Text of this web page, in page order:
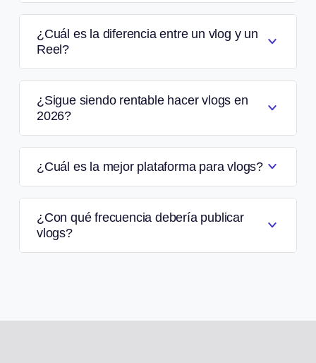
¿Cuál es la diferencia entre un vlog y un
Reel?
¿Sigue siendo rentable hacer vlogs en
2026?
¿Cuál es la mejor plataforma para vlogs?
¿Con qué frecuencia debería publicar
vlogs?